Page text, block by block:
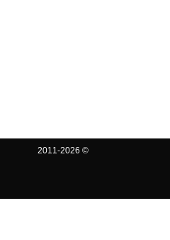
2011-2026 ©